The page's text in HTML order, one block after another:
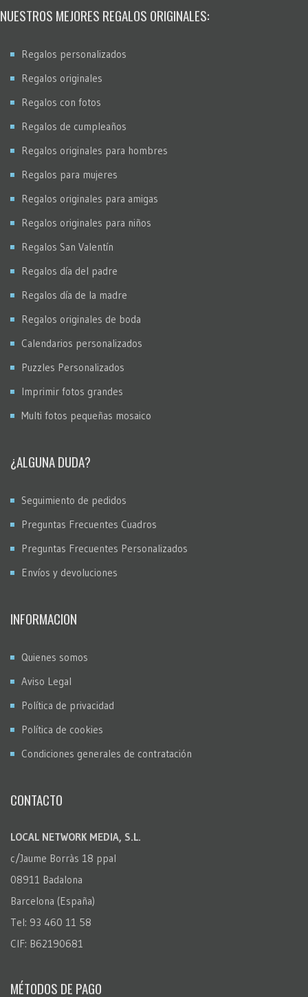
NUESTROS MEJORES REGALOS ORIGINALES:
Regalos personalizados
Regalos originales
Regalos con fotos
Regalos de cumpleaños
Regalos originales para hombres
Regalos para mujeres
Regalos originales para amigas
Regalos originales para niños
Regalos San Valentín
Regalos día del padre
Regalos día de la madre
Regalos originales de boda
Calendarios personalizados
Puzzles Personalizados
Imprimir fotos grandes
Multi fotos pequeñas mosaico
¿ALGUNA DUDA?
Seguimiento de pedidos
Preguntas Frecuentes Cuadros
Preguntas Frecuentes Personalizados
Envíos y devoluciones
INFORMACION
Quienes somos
Aviso Legal
Política de privacidad
Política de cookies
Condiciones generales de contratación
CONTACTO
LOCAL NETWORK MEDIA, S.L.
c/Jaume Borràs 18 ppal
08911 Badalona
Barcelona (España)
Tel: 93 460 11 58
CIF: B62190681
MÉTODOS DE PAGO